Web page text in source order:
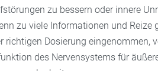
zu bessern oder innere
zu viele Informationen und Reize
richtigen Dosierung eingenommen,
des Nervensystems für